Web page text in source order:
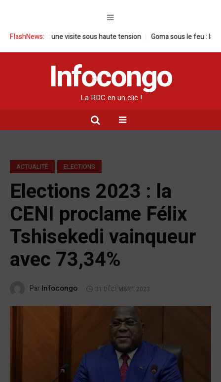
FlashNews:
RDC : une visite sous haute tension Goma sous le feu : la situation
Infocongo
La RDC en un clic !
ACTUALITÉ ELECTIONS
Elections 2023 : la
CENI proclame Félix
Tshisekedi vainqueur
avec 73,34%
Par Infocongo 31 DÉCEMBRE 2023